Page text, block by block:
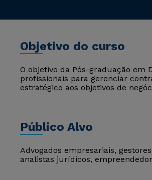
Objetivo do curso
O objetivo da Pós-graduação em
profissionais para gerenciar
estratégico aos objetivos de
Público Alvo
Advogados empresariais,
analistas jurídicos,